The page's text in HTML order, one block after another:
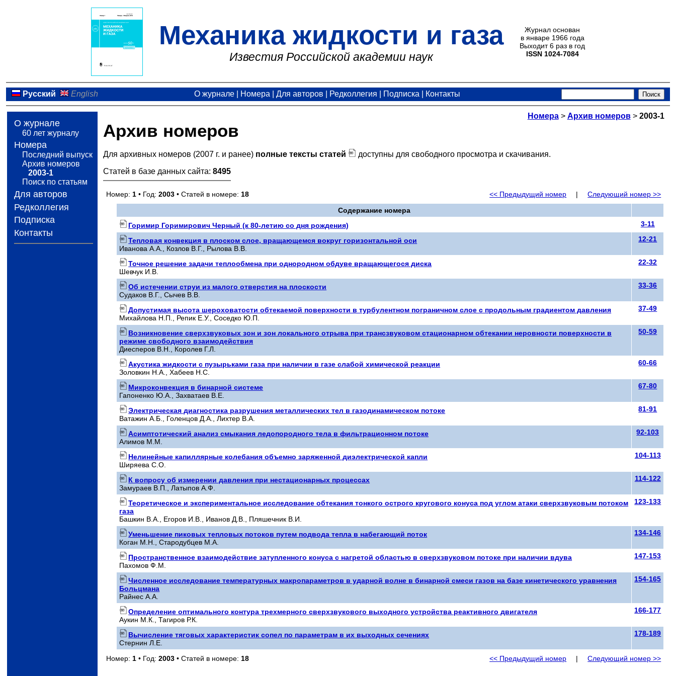
Механика жидкости и газа
Известия Российской академии наук
Журнал основан
в январе 1966 года
Выходит 6 раз в год
ISSN 1024-7084
Русский English О журнале Номера Для авторов Редколлегия Подписка Контакты
О журнале
60 лет журналу
Номера
Последний выпуск
Архив номеров
2003-1
Поиск по статьям
Для авторов
Редколлегия
Подписка
Контакты
Номера> Архив номеров> 2003-1
Архив номеров
Для архивных номеров (2007 г. и ранее) полные тексты статей
доступны для свободного просмотра и скачивания.
Статей в базе данных сайта: 8495
Номер: 1 • Год:2003 • Статей в номере: 18 << Предыдущий номер | Следующий номер >>
Содержание номера
Горимир Горимирович Черный (к 80-летию со дня рождения)
3-11
Тепловая конвекция в плоском слое, вращающемся вокруг горизонтальной оси
Иванова А.А., Козлов В.Г., Рылова В.В.
12-21
Точное решение задачи теплообмена при однородном обдуве вращающегося диска
Шевчук И.В.
22-32
Об истечении струи из малого отверстия на плоскости
Судаков В.Г., Сычев В.В.
33-36
Допустимая высота шероховатости обтекаемой поверхности в турбулентном пограничном слое с продольным градиентом давления
Михайлова Н.П., Репик Е.У., Соседко Ю.П.
37-49
Возникновение сверхзвуковых зон и зон локального отрыва при трансзвуковом стационарном обтекании неровности поверхности в
режиме свободного взаимодействия
Диесперов В.Н., Королев Г.Л.
50-59
Акустика жидкости с пузырьками газа при наличии в газе слабой химической реакции
Золовкин Н.А., Хабеев Н.С.
60-66
Микроконвекция в бинарной системе
Гапоненко Ю.А., Захватаев В.Е.
67-80
Электрическая диагностика разрушения металлических тел в газодинамическом потоке
Ватажин А.Б., Голенцов Д.А., Лихтер В.А.
81-91
Асимптотический анализ смыкания ледопородного тела в фильтрационном потоке
Алимов М.М.
92-103
Нелинейные капиллярные колебания объемно заряженной диэлектрической капли
Ширяева С.О.
104-113
К вопросу об измерении давления при нестационарных процессах
Замураев В.П., Латыпов А.Ф.
114-122
Теоретическое и экспериментальное исследование обтекания тонкого острого кругового конуса под углом атаки сверхзвуковым потоком
газа
Башкин В.А., Егоров И.В., Иванов Д.В., Пляшечник В.И.
123-133
Уменьшение пиковых тепловых потоков путем подвода тепла в набегающий поток
Коган М.Н., Стародубцев М.А.
134-146
Пространственное взаимодействие затупленного конуса с нагретой областью в сверхзвуковом потоке при наличии вдува
Пахомов Ф.М.
147-153
Численное исследование температурных макропараметров в ударной волне в бинарной смеси газов на базе кинетического уравнения
Больцмана
Райнес А.А.
154-165
Определение оптимального контура трехмерного сверхзвукового выходного устройства реактивного двигателя
Аукин М.К., Тагиров Р.К.
166-177
Вычисление тяговых характеристик сопел по параметрам в их выходных сечениях
Стернин Л.Е.
178-189
Номер: 1 • Год:2003 • Статей в номере: 18 << Предыдущий номер | Следующий номер >>